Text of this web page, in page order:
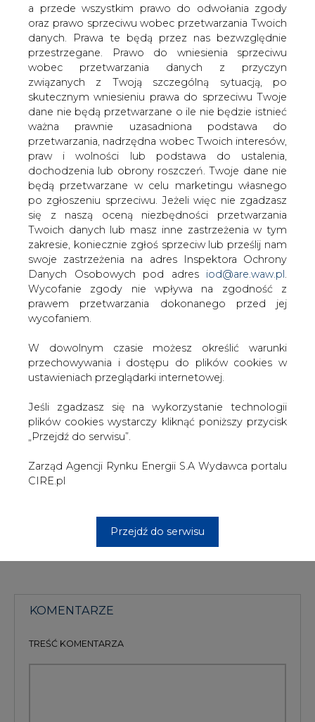
a przede wszystkim prawo do odwołania zgody
oraz prawo sprzeciwu wobec przetwarzania Twoich
danych. Prawa te będą przez nas bezwzględnie
przestrzegane. Prawo do wniesienia sprzeciwu
wobec przetwarzania danych z przyczyn
związanych z Twoją szczególną sytuacją, po
skutecznym wniesieniu prawa do sprzeciwu Twoje
dane nie będą przetwarzane o ile nie będzie istnieć
ważna prawnie uzasadniona podstawa do
przetwarzania, nadrzędna wobec Twoich interesów,
praw i wolności lub podstawa do ustalenia,
dochodzenia lub obrony roszczeń. Twoje dane nie
będą przetwarzane w celu marketingu własnego
po zgłoszeniu sprzeciwu. Jeżeli więc nie zgadzasz
się z naszą oceną niezbędności przetwarzania
Twoich danych lub masz inne zastrzeżenia w tym
zakresie, koniecznie zgłoś sprzeciw lub prześlij nam
swoje zastrzeżenia na adres Inspektora Ochrony
Danych Osobowych pod adres iod@are.waw.pl
Wycofanie zgody nie wpływa na zgodność z
prawem przetwarzania dokonanego przed jej
wycofaniem.
W dowolnym czasie możesz określić warunki
przechowywania i dostępu do plików cookies w
ustawieniach przeglądarki internetowej.
Jeśli zgadzasz się na wykorzystanie technologii
plików cookies wystarczy kliknąć poniższy przycisk
„Przejdź do serwisu”.
Zarząd Agencji Rynku Energii S.A Wydawca portalu
CIRE.pl
Przejdź do serwisu
Do sprawy wycieku poufnych informacji
z Polskiego Górnictwa Naftowego i
Gazownictwa powraca
&#8222;Rzeczpospolita&#8221;.
Według dziennika do końca roku będzie
gotowa opinia biegłego w tej sprawie.
Przypominamy, że w lipcu „Rz” podała, iż według ustaleń
Komisji Nadzoru Finansowego odpowiedzialny za relacje
inwestorskie pracownik PGNiG, 6 sierpnia 2008 roku -
tydzień przed oficjalną publikacją wyników za drugi
kwartał 2008 roku, przekazał jednemu z analityków
informacje, że będą one znacznie gorsze od oczekiwań.
Jednocześnie przedstawiciel KNF twierdzili, że dysponują
mocnymi dowodami na poparcie swoich zarzutów,
miedzy innymi kopiami poczty elektronicznej i zapisami
rozmów telefonicznych.
powołaniu biegłego, który ma odpowiedzieć na pytanie,
czy w PGNiG doszło do ujawnienia informacji poufnych.
prowadzących śledztwo w tej sprawie, opinia biegłego,
która miała być gotowa w listopadzie trafi do nich
ostatecznie do końca roku. Opóźnienie wynika z
Gazownictwo
Wydawca portalu CIRE zgadza się na włączenie publikacji do
szkoleń treningowych LLM.
KOMENTARZE
TREŚĆ KOMENTARZA